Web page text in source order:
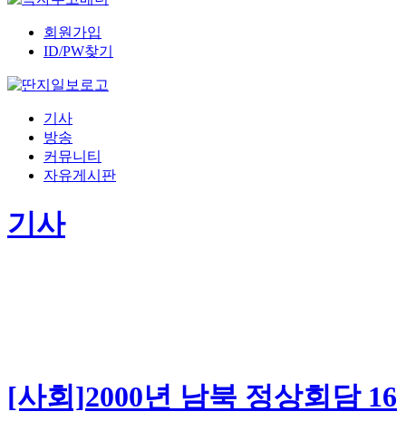
회원가입
ID/PW찾기
기사
방송
커뮤니티
자유게시판
기사
[사회]2000년 남북 정상회담 16